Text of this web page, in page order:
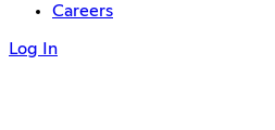
Careers
Log In